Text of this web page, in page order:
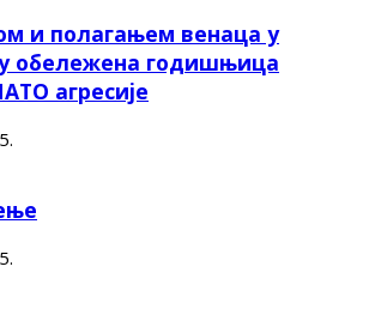
и полагањем венаца у
обележена годишњица
агресије